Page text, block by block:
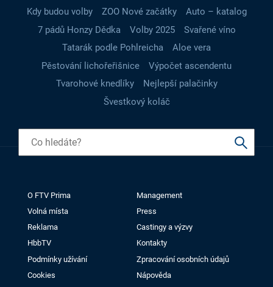
Kdy budou volby
ZOO Nové začátky
Auto – katalog
7 pádů Honzy Dědka
Volby 2025
Svařené víno
Tatarák podle Pohlreicha
Aloe vera
Pěstování lichořeřišnice
Výpočet ascendentu
Tvarohové knedlíky
Nejlepší palačinky
Švestkový koláč
O FTV Prima
Management
Volná místa
Press
Reklama
Castingy a výzvy
HbbTV
Kontakty
Podmínky užívání
Zpracování osobních údajů
Cookies
Nápověda